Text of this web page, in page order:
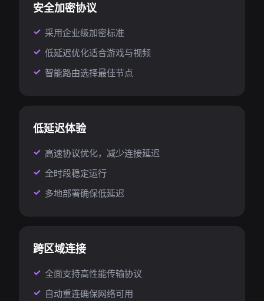
安全加密协议
采用企业级加密标准
低延迟优化适合游戏与视频
智能路由选择最佳节点
低延迟体验
高速协议优化，减少连接延迟
全时段稳定运行
多地部署确保低延迟
跨区域连接
全面支持高性能传输协议
自动重连确保网络可用